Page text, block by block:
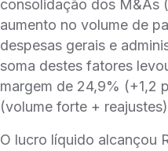
consolidação dos M&As
aumento no volume de
despesas gerais e
soma destes fatores
margem de 24,9% (+1,2
(volume forte +
O lucro líquido alcançou